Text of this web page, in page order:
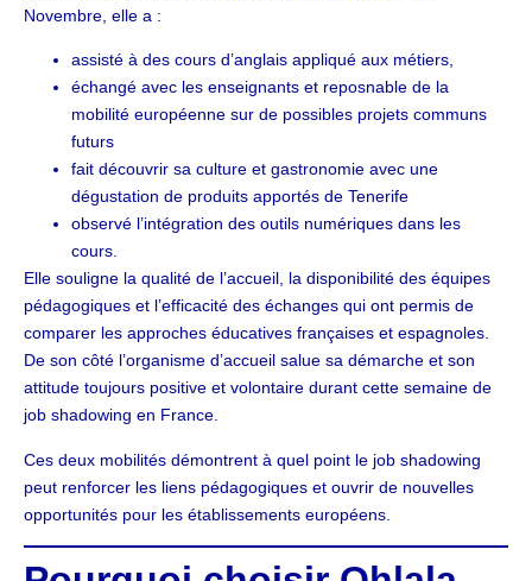
Novembre, elle a :
assisté à des cours d’anglais appliqué aux métiers,
échangé avec les enseignants et reposnable de la
mobilité européenne sur de possibles projets communs
futurs
fait découvrir sa culture et gastronomie avec une
dégustation de produits apportés de Tenerife
observé l’intégration des outils numériques dans les
cours.
Elle souligne la qualité de l’accueil, la disponibilité des équipes
pédagogiques et l’efficacité des échanges qui ont permis de
comparer les approches éducatives françaises et espagnoles.
De son côté l’organisme d’accueil salue sa démarche et son
attitude toujours positive et volontaire durant cette semaine de
job shadowing en France.
Ces deux mobilités démontrent à quel point le job shadowing
peut renforcer les liens pédagogiques et ouvrir de nouvelles
opportunités pour les établissements européens.